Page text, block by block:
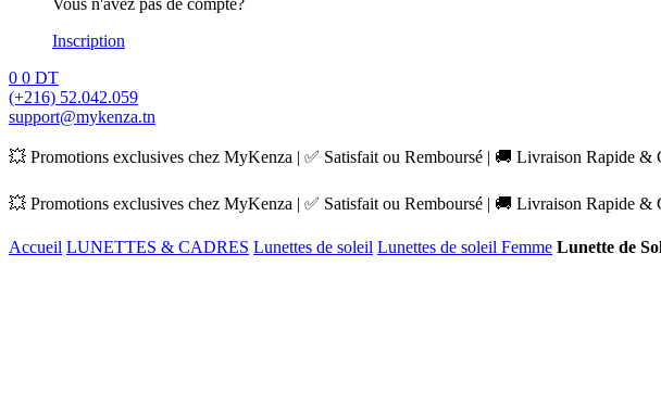
Vous n'avez pas de compte?
Inscription
0 0 DT
(+216) 52.042.059
support@mykenza.tn
💥 Promotions exclusives chez MyKenza | ✅ Satisfait ou Remboursé | 🚚 Livraison Rapide
💥 Promotions exclusives chez MyKenza | ✅ Satisfait ou Remboursé | 🚚 Livraison Rapide
Accueil LUNETTES & CADRES Lunettes de soleil Lunettes de soleil Femme Lunette de